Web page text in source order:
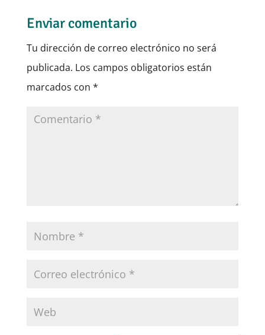
Enviar comentario
Tu dirección de correo electrónico no será
publicada. Los campos obligatorios están
marcados con *